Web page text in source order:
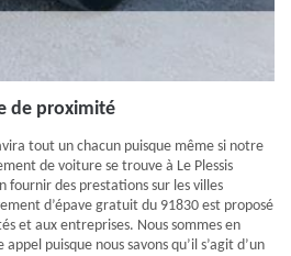
de proximité
tout un chacun puisque même si notre
de voiture se trouve à Le Plessis
fournir des prestations sur les villes
d’épave gratuit du 91830 est proposé
et aux entreprises. Nous sommes en
puisque nous savons qu’il s’agit d’un